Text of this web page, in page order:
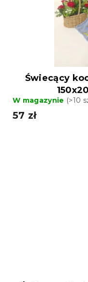
Świecący
W magazynie (>10
57 zł